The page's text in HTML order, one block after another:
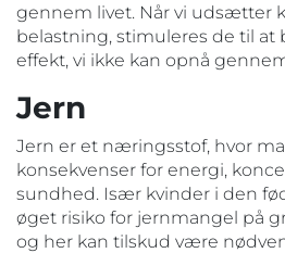
gennem livet. Når vi udsætter
belastning, stimuleres de til
effekt, vi ikke kan opnå
Jern
Jern er et næringsstof, hvor
konsekvenser for energi,
sundhed. Især kvinder i den
øget risiko for jernmangel på
og her kan tilskud være